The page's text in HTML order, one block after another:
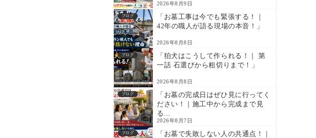
2026年8月9日
ブログ
「お墓工事は今でも緊張する！｜
42年の職人が語る現場の本音！」
2026年8月8日
ブログ
「狛犬はこうして作られる！｜ 第
一話 石選びから粗切りまで！」
2026年8月8日
ブログ
「お墓の完成日はぜひ見に行ってく
ださい！｜施工中から完成まで見
る...
2026年8月7日
ブログ
「お墓で失敗しない人の共通点！｜